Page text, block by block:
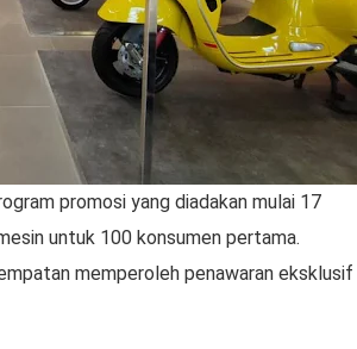
promosi yang diadakan mulai 17
untuk 100 konsumen pertama.
memperoleh penawaran eksklusif